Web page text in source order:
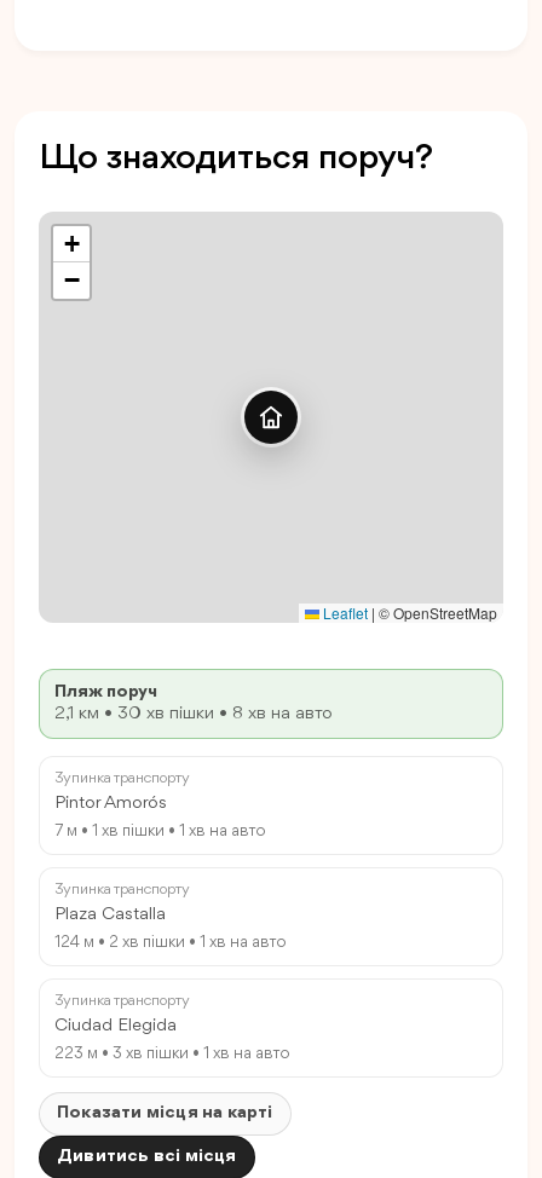
Що знаходиться поруч?
+
−
Leaflet | © OpenStreetMap
Пляж поруч
2,1 км • 30 хв пішки • 8 хв на авто
Зупинка транспорту
Pintor Amorós
7 м • 1 хв пішки • 1 хв на авто
Зупинка транспорту
Plaza Castalla
124 м • 2 хв пішки • 1 хв на авто
Зупинка транспорту
Ciudad Elegida
223 м • 3 хв пішки • 1 хв на авто
Показати місця на карті
Дивитись всі місця